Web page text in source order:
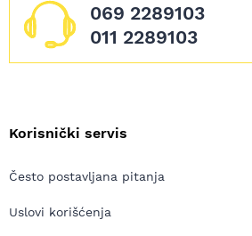
069 2289103
011 2289103
Korisnički servis
Često postavljana pitanja
Uslovi korišćenja